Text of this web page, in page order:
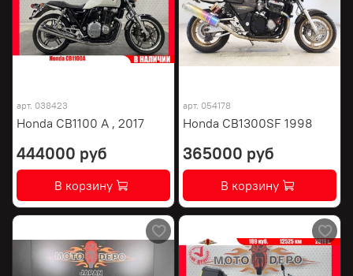
арт. 038423
Honda CB1100 A , 2017
444000 руб
В корзину
арт. 054178
Honda CB1300SF 1998
365000 руб
В корзину